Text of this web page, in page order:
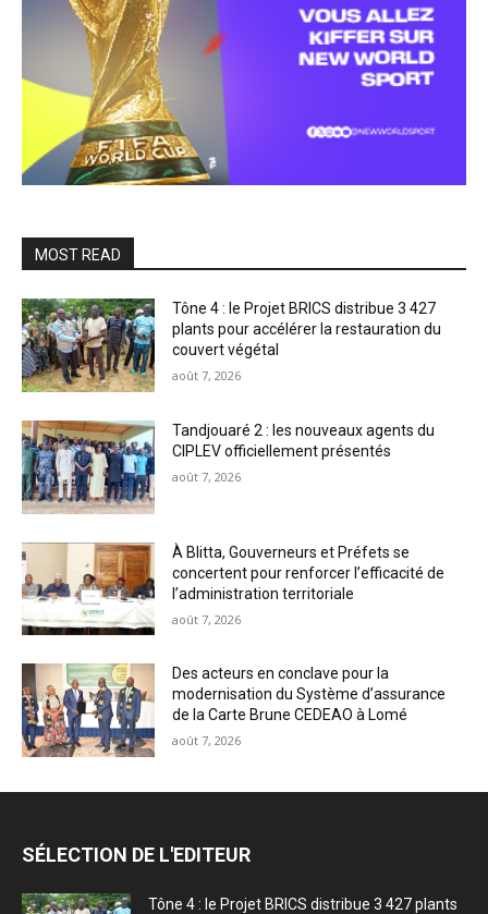
MOST READ
Tône 4 : le Projet BRICS distribue 3 427
plants pour accélérer la restauration du
couvert végétal
août 7, 2026
Tandjouaré 2 : les nouveaux agents du
CIPLEV officiellement présentés
août 7, 2026
À Blitta, Gouverneurs et Préfets se
concertent pour renforcer l’efficacité de
l’administration territoriale
août 7, 2026
Des acteurs en conclave pour la
modernisation du Système d’assurance
de la Carte Brune CEDEAO à Lomé
août 7, 2026
SÉLECTION DE L'EDITEUR
Tône 4 : le Projet BRICS distribue 3 427 plants